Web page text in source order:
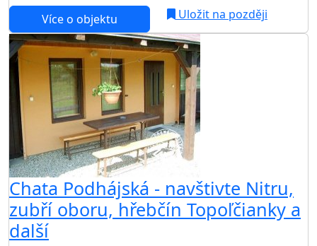
Více o objektu
Uložit na později
Chata Podhájská - navštivte Nitru,
zubří oboru, hřebčín Topoľčianky a
další